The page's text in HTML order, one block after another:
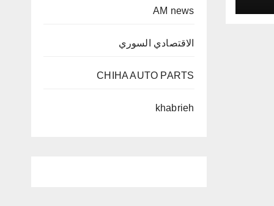
AM news
الاقتصادي السوري
CHIHA AUTO PARTS
khabrieh